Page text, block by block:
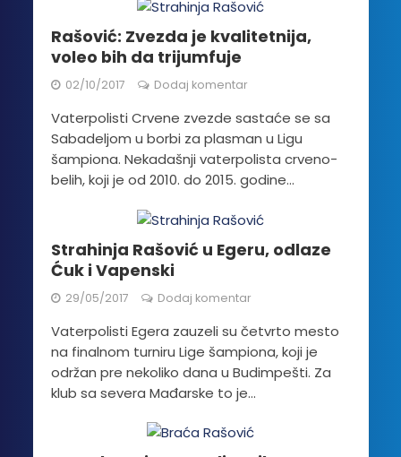
Rašović: Zvezda je kvalitetnija,
voleo bih da trijumfuje
02/10/2017 Dodaj komentar
Vaterpolisti Crvene zvezde sastaće se sa
Sabadeljom u borbi za plasman u Ligu
šampiona. Nekadašnji vaterpolista crveno-
belih, koji je od 2010. do 2015. godine...
Strahinja Rašović u Egeru, odlaze
Ćuk i Vapenski
29/05/2017 Dodaj komentar
Vaterpolisti Egera zauzeli su četvrto mesto
na finalnom turniru Lige šampiona, koji je
održan pre nekoliko dana u Budimpešti. Za
klub sa severa Mađarske to je...